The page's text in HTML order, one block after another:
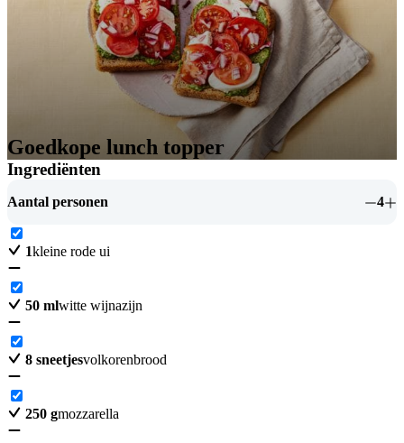
Goedkope lunch topper
Ingrediënten
Aantal personen 4
1kleine rode ui
50 mlwitte wijnazijn
8 sneetjesvolkorenbrood
250 gmozzarella